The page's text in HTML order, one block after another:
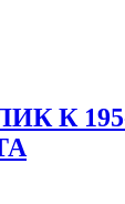
К